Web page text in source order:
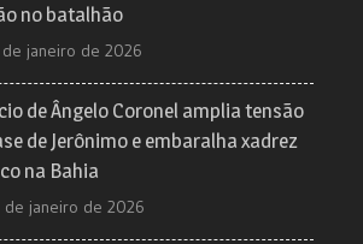
no batalhão
de janeiro de 2026
de Ângelo Coronel amplia tensão
de Jerônimo e embaralha xadrez
na Bahia
de janeiro de 2026